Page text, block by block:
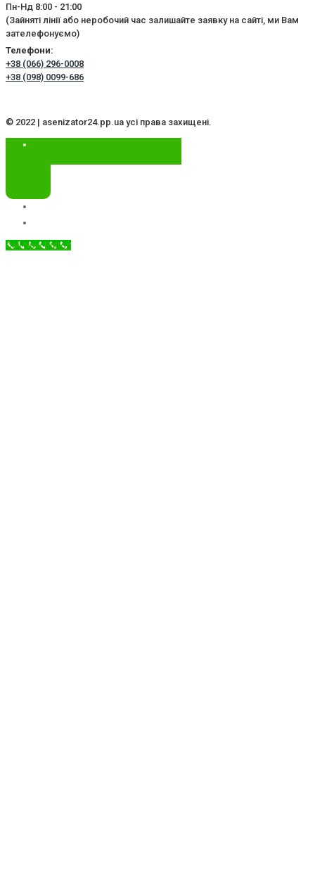
Пн-Нд 8:00 - 21:00
(Зайняті лінії або неробочий час залишайте заявку на сайті, ми Вам
зателефонуємо)
Телефони:
+38 (066) 296-0008
+38 (098) 0099-686
© 2022 | asenizator24.pp.ua усі права захищені.
Call Now Button